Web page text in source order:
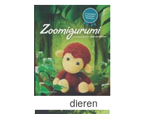
dieren